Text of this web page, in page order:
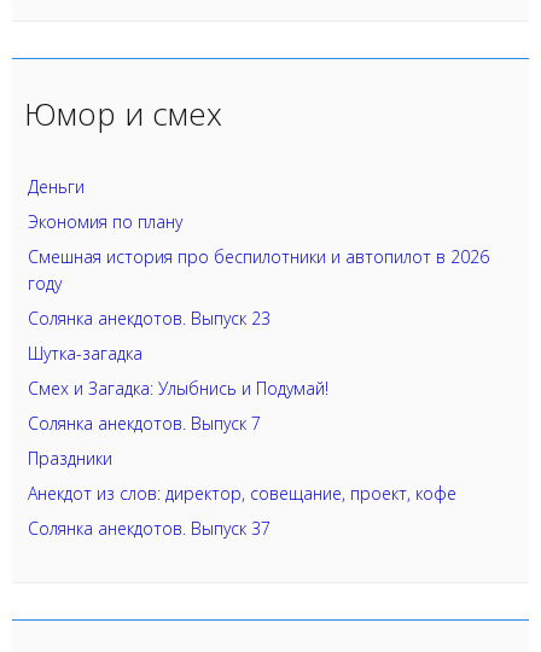
Юмор и смех
Деньги
Экономия по плану
Смешная история про беспилотники и автопилот в 2026
году
Солянка анекдотов. Выпуск 23
Шутка-загадка
Смех и Загадка: Улыбнись и Подумай!
Солянка анекдотов. Выпуск 7
Праздники
Анекдот из слов: директор, совещание, проект, кофе
Солянка анекдотов. Выпуск 37